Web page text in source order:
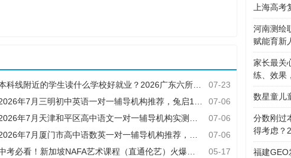
07-23
科线附近的学生读什么学校好就业？2026广东六所民办本科就业竞争力对比
07-06
年7月三明初中英语一对一辅导机构推荐，兔启1对1微信小程序补弱进阶
07-06
年7月天津和平区高中语文一对一辅导机构实测，家长必看不踩坑
07-06
年7月厦门市高中语数英一对一辅导机构推荐，实测避坑指南
05-17
考必看！新加坡NAFA艺术课程（直通伦艺）火爆全上海!
上海高
河南测绘
赋能育新
家长最关
练、效果
数星童儿
分数刚过
得考虑？
福建